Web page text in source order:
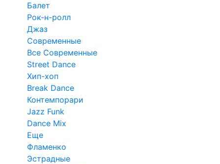
Балет
Рок-н-ролл
Джаз
Современные
Все Современные
Street Dance
Хип-хоп
Break Dance
Контемпорари
Jazz Funk
Dance Mix
Еще
Фламенко
Эстрадные